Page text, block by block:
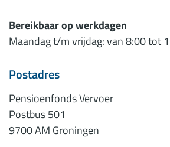
Bereikbaar op werkdagen
Maandag t/m vrijdag: van 8:00 tot
Postadres
Pensioenfonds Vervoer
Postbus 501
9700 AM Groningen